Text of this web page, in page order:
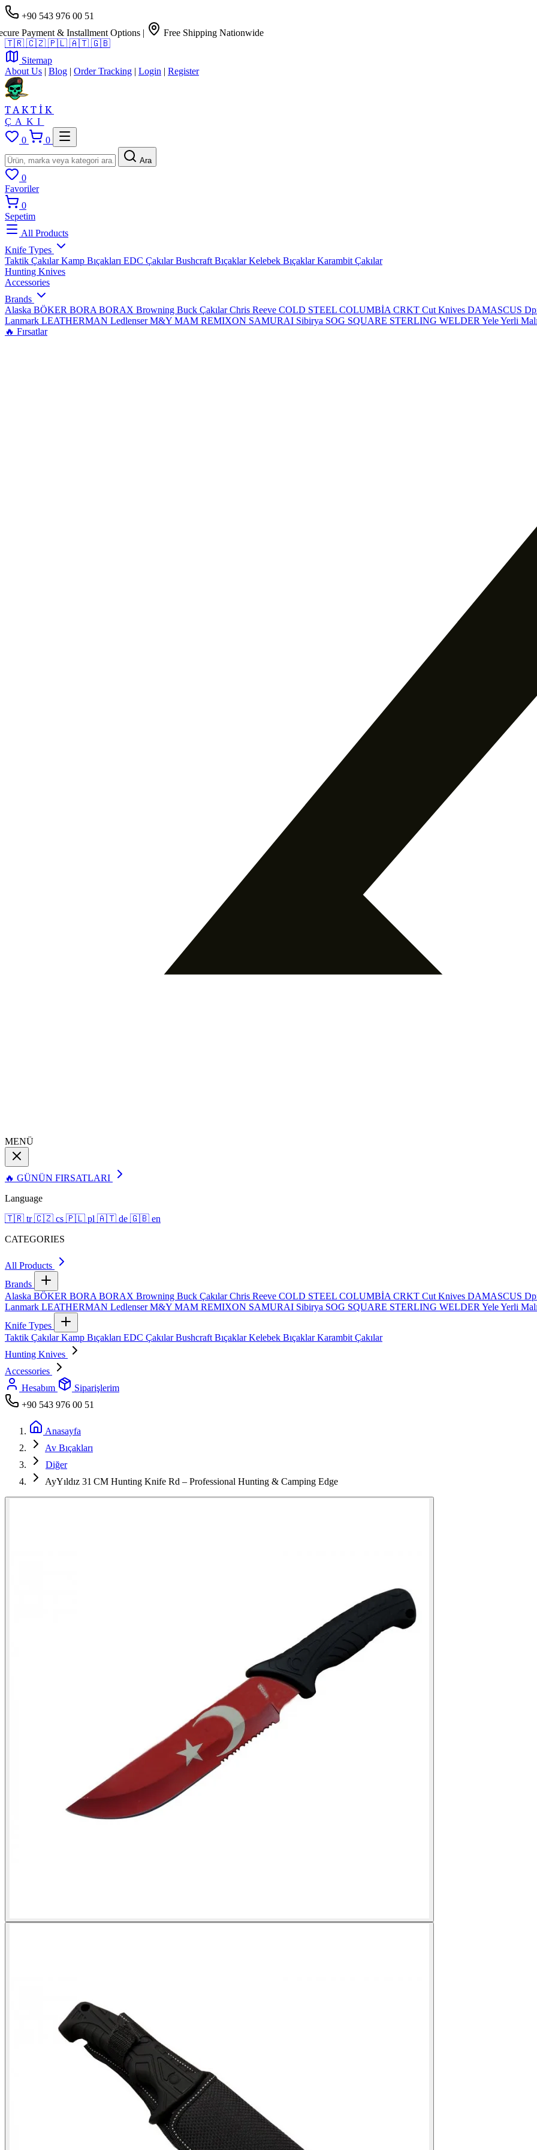
+90 543 976 00 51
& Installment Options |
Free Shipping Nationwide
🇹🇷 🇨🇿 🇵🇱 🇦🇹 🇬🇧
Sitemap
About Us | Blog | Order Tracking | Login | Register
TAKTİK
ÇAKI
0
0
Ara
0
Favoriler
0
Sepetim
All Products
Knife Types
Taktik ÇakılarKamp Bıçakları EDC ÇakılarBushcraft BıçaklarKelebek BıçaklarKarambit Çakılar
Hunting Knives
Accessories
Brands
Alaska BÖKER BORA BORAX Browning Buck ÇakılarChris Reeve COLD STEEL COLUMBİA CRKT Cut Knives DAMASCUS
Lanmark LEATHERMAN LedlenserM&Y MAM REMIXON SAMURAI Sibirya SOG SQUARE STERLING WELDER YeleYerli
🔥 Fırsatlar
MENÜ
🔥 GÜNÜN FIRSATLARI
Language
🇹🇷 tr 🇨🇿 cs 🇵🇱 pl 🇦🇹 de 🇬🇧 en
CATEGORIES
All Products
Brands
Alaska BÖKER BORA BORAX Browning Buck ÇakılarChris Reeve COLD STEEL COLUMBİA CRKT Cut Knives DAMASCUS
Lanmark LEATHERMAN LedlenserM&Y MAM REMIXON SAMURAI Sibirya SOG SQUARE STERLING WELDER YeleYerli
Knife Types
Taktik ÇakılarKamp Bıçakları EDC ÇakılarBushcraft BıçaklarKelebek BıçaklarKarambit Çakılar
Hunting Knives
Accessories
Hesabım
Siparişlerim
+90 543 976 00 51
Anasayfa
Av Bıçakları
Diğer
AyYıldız 31 CM Hunting Knife Rd – Professional Hunting & Camping Edge